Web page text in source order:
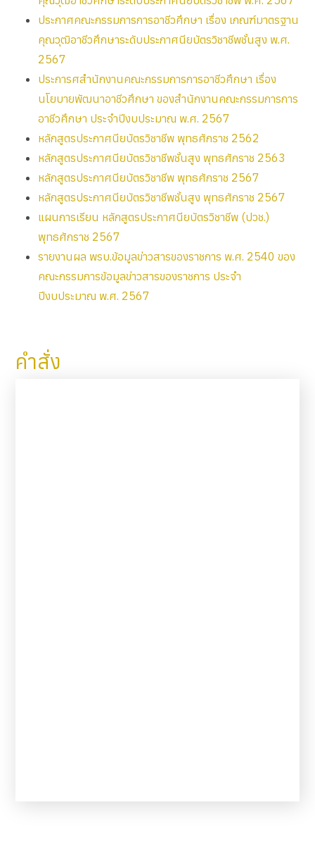
ประกาศคณะกรรมการการอาชีวศึกษา เรื่อง เกณฑ์มาตรฐาน
คุณวุฒิอาชีวศึกษาระดับประกาศนียบัตรวิชาชีพชั้นสูง พ.ศ.
2567
ประการศสำนักงานคณะกรรมการการอาชีวศึกษา เรื่อง
นโยบายพัฒนาอาชีวศึกษา ของสำนักงานคณะกรรมการการ
อาชีวศึกษา ประจำปีงบประมาณ พ.ศ. 2567
หลักสูตรประกาศนียบัตรวิชาชีพ พุทธศักราช 2562
หลักสูตรประกาศนียบัตรวิชาชีพชั้นสูง พุทธศักราช 2563
หลักสูตรประกาศนียบัตรวิชาชีพ พุทธศักราช 2567
หลักสูตรประกาศนียบัตรวิชาชีพชั้นสูง พุทธศักราช 2567
แผนการเรียน หลักสูตรประกาศนียบัตรวิชาชีพ (ปวช.)
พุทธศักราช 2567
รายงานผล พรบ.ข้อมูลข่าวสารของราชการ พ.ศ. 2540 ของ
คณะกรรมการข้อมูลข่าวสารของราชการ ประจำ
ปีงบประมาณ พ.ศ. 2567
คำสั่ง